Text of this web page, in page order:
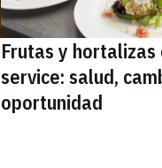
Frutas y hortalizas
service: salud,
oportunidad